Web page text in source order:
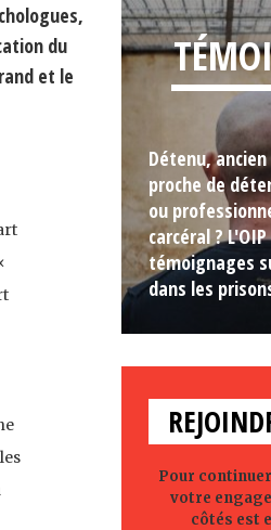
du
et le
Détenu,
proche de
ou
carcéral ?
témoignages
dans les
Pour
votre
côtés est